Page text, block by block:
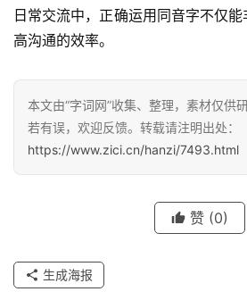
汉
字
反
日常交流中，正确运用同音字不仅
高沟通的效率。
本文由“字词网”收集、整理，素材仅供
若有误，欢迎反馈。转载请注明出处：
https://www.zici.cn/hanzi/7493.html
赞 (0)
生成海报